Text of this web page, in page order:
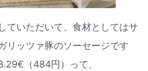
ていただいて、食材としてはサ
リッツァ豚のソーセージです
（484円）って、